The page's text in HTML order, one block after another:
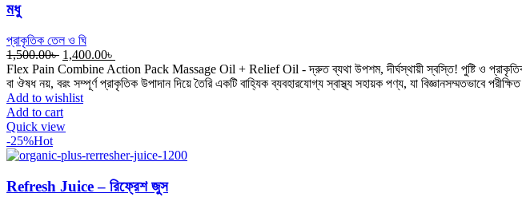
মধু
প্রাকৃতিক তেল ও ঘি
1,500.00৳ Original
price
was:
1,500.00৳ .
1,400.00৳
price
is:
Flex Pain Combine Action Pack Massage Oil + Relief Oil - দ্রুত ব্যথা উপশম, দীর্ঘস্থায়ী স্বস্তি! পুষ্টি ও প্রাকৃতিক
বা ঔষধ নয়, বরং সম্পূর্ণ প্রাকৃতিক উপাদান দিয়ে তৈরি একটি বাহ্যিক ব্যবহারযোগ্য স্বাস্থ্য সহায়ক পণ্য, যা বিজ্ঞানসম্মতভাবে
Add to wishlist
Add to cart
Quick view
-25%Hot
Refresh Juice – রিফ্রেশ জুস